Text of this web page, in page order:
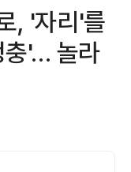
, '자리'를
충'… 놀라